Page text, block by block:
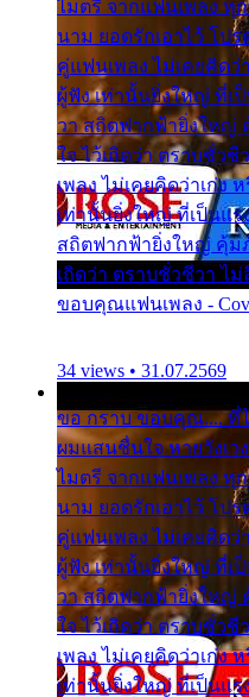
ไมตรี จากแฟนเพลง
นาม ยอดรักเอาไว้ โปร
คู่แฟนเพลง ไม่เคยคิดว่
ผู้ฟัง เท่านั้นยิ่งใหญ่ ที่เ
วา สถิตฟากฟ้ายิ่งใหญ่
ใจ ไว้เถิดว่า ตราบชั่ว
เพลง ไม่เคยคิดว่าเก่ง
เท่านั้นยิ่งใหญ่ ที่เป็นแร
สถิตฟากฟ้ายิ่งใหญ่ คุ้ม
เถิดว่า ตราบชั่วชีวา ไ
ขอบคุณแฟนเพลง -
34 views • 31.07.2569
ขอ กราบ ขอบคุณ.... ที่
ผมแสนชื่นใจ หายวังเว
ไมตรี จากแฟนเพลง
นาม ยอดรักเอาไว้ โปร
คู่แฟนเพลง ไม่เคยคิดว่
ผู้ฟัง เท่านั้นยิ่งใหญ่ ที่เ
วา สถิตฟากฟ้ายิ่งใหญ่
ใจ ไว้เถิดว่า ตราบชั่ว
เพลง ไม่เคยคิดว่าเก่ง
เท่านั้นยิ่งใหญ่ ที่เป็นแร